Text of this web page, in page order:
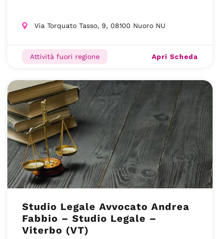
Via Torquato Tasso, 9, 08100 Nuoro NU
Attività fuori regione Apri Scheda
Studio Legale Avvocato Andrea
Fabbio – Studio Legale –
Viterbo (VT)